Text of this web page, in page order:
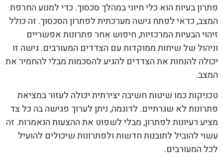
פתרון בעיות הוא כלי חיוני במהלך סכסוך. כדי למנוע החרפת
המצב, כדאי לפתח גישה מערכתית לפתרון הסכסוך. זה כולל
זיהוי הבעיות המרכזיות, חיפוש אחר פתרונות אפשריים
וניהול של שיחות ממוקדות עם הצדדים המעורבים. גישה זו
יכולה להנחות את הצדדים להגיע להסכמות מבלי להחמיר את
המצב.
טכניקות כמו שיטות חשיבה יצירתית יכולה לעזור במציאת
פתרונות לא שגרתיים. לדוגמה, ניתן לערוך פגישה בה כל צד
מציע רעיונות לפתרון, מבלי לשפוט את ההצעות הנאמרות. זה
עשוי להוביל לתובנות חדשות ולפתרונות שיכולים להועיל
לכל המעורבים.